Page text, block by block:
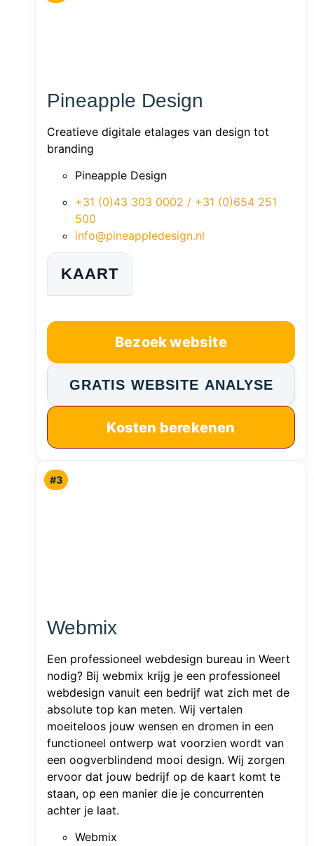
Pineapple Design
Creatieve digitale etalages van design tot
branding
Pineapple Design
+31 (0)43 303 0002 / +31 (0)654 251
500
info@pineappledesign.nl
KAART
Bezoek website
GRATIS WEBSITE ANALYSE
Kosten berekenen
#3
Webmix
Een professioneel webdesign bureau in Weert
nodig? Bij webmix krijg je een professioneel
webdesign vanuit een bedrijf wat zich met de
absolute top kan meten. Wij vertalen
moeiteloos jouw wensen en dromen in een
functioneel ontwerp wat voorzien wordt van
een oogverblindend mooi design. Wij zorgen
ervoor dat jouw bedrijf op de kaart komt te
staan, op een manier die je concurrenten
achter je laat.
Webmix